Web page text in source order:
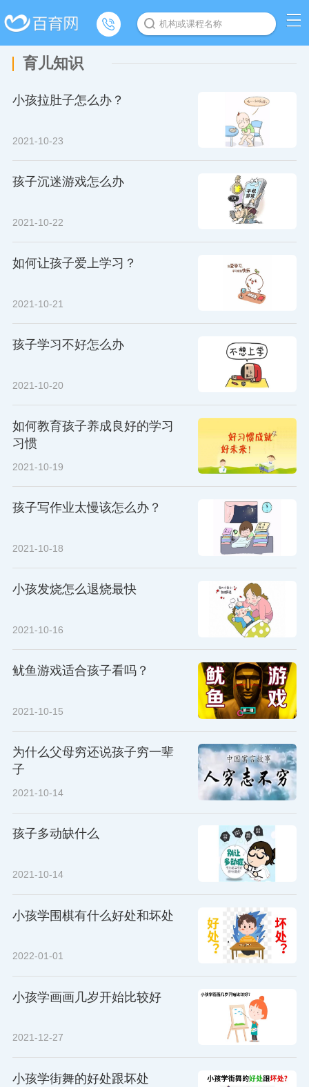
机构或课程名称
育儿知识
小孩拉肚子怎么办？
2021-10-23
孩子沉迷游戏怎么办
2021-10-22
如何让孩子爱上学习？
2021-10-21
孩子学习不好怎么办
2021-10-20
如何教育孩子养成良好的学习
习惯
2021-10-19
孩子写作业太慢该怎么办？
2021-10-18
小孩发烧怎么退烧最快
2021-10-16
鱿鱼游戏适合孩子看吗？
2021-10-15
为什么父母穷还说孩子穷一辈
子
2021-10-14
孩子多动缺什么
2021-10-14
小孩学围棋有什么好处和坏处
2022-01-01
小孩学画画几岁开始比较好
2021-12-27
小孩学街舞的好处跟坏处